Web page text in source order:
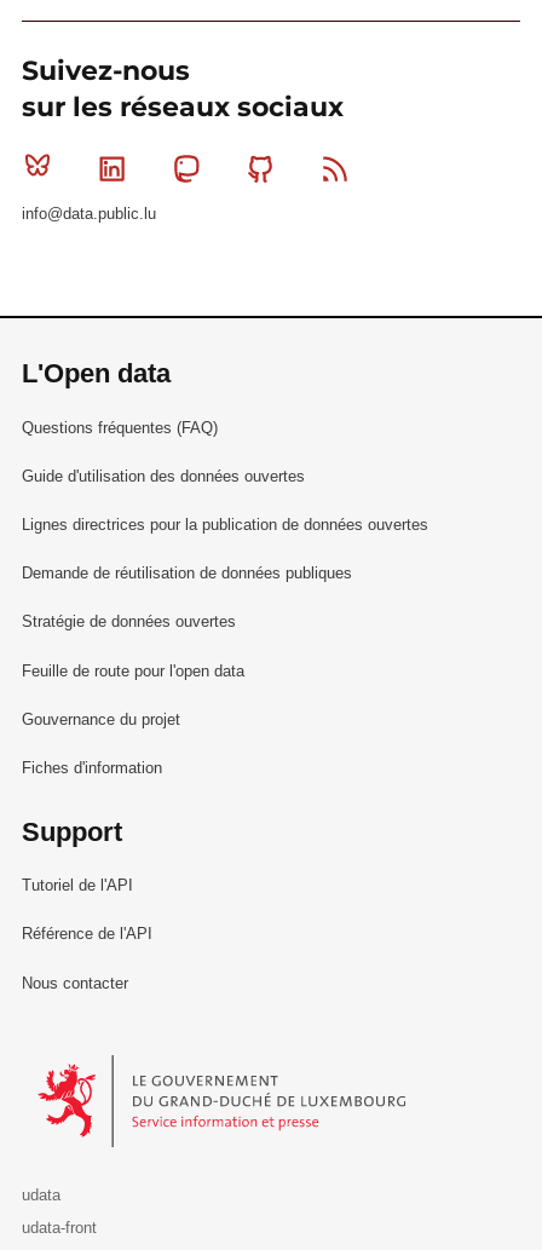
Suivez-nous
sur les réseaux sociaux
Bluesky Linkedin MastodonGithub
info@data.public.lu
L'Open data
Questions fréquentes (FAQ)
Guide d'utilisation des données ouvertes
Lignes directrices pour la publication de données ouvertes
Demande de réutilisation de données publiques
Stratégie de données ouvertes
Feuille de route pour l'open data
Gouvernance du projet
Fiches d'information
Support
Tutoriel de l'API
Référence de l'API
Nous contacter
Le Gouvernement du Grand-Duché de Luxembourg - Service
udata
udata-front